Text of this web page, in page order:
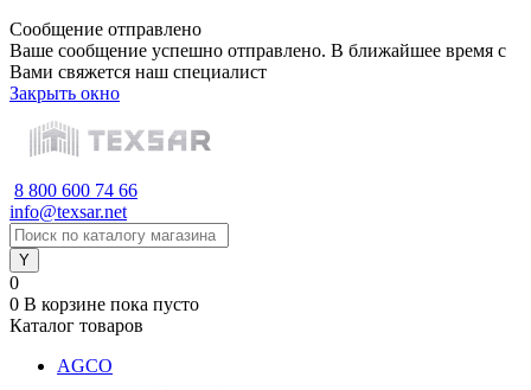
Сообщение отправлено
Ваше сообщение успешно отправлено. В ближайшее время с
Вами свяжется наш специалист
Закрыть окно
8 800 600 74 66
info@texsar.net
0
0 В корзине пока пусто
Каталог товаров
AGCO